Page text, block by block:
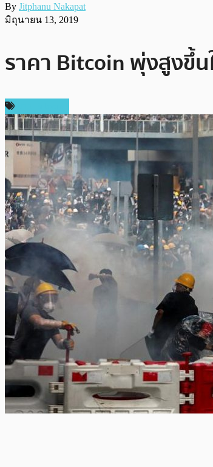
By Jitphanu Nakapat
มิถุนายน 13, 2019
ราคา Bitcoin พุ่งสูงขึ้